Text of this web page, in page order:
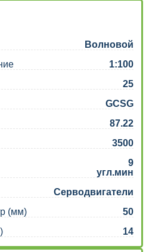
Волновой
1:100
25
GCSG
87.22
3500
9
угл.мин
Серводвигатели
(мм)
50
14